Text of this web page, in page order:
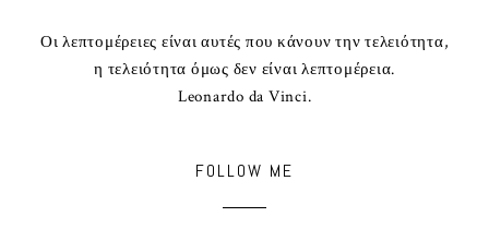
Οι λεπτομέρειες είναι αυτές που κάνουν την τελειότητα,
η τελειότητα όμως δεν είναι λεπτομέρεια.
Leonardo da Vinci.
FOLLOW ME